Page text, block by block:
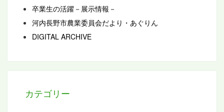
卒業生の活躍－展示情報－
河内長野市農業委員会だより・あぐりん
DIGITAL ARCHIVE
カテゴリー